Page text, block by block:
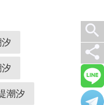
潮汐
search
share